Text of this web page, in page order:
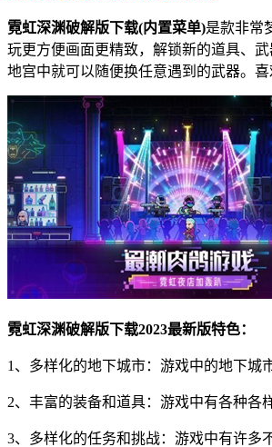
霓虹深渊破解版下载(内置菜单)是款非常
玩更方便画面更精致，解锁新的道具、
地宫中就可以随便换任意遇到的武器。
霓虹深渊破解版下载2023最新版特色：
1、多样化的地下城市：游戏中的地下城
2、丰富的装备和道具：游戏中有各种各
3、多样化的任务和挑战：游戏中有许多